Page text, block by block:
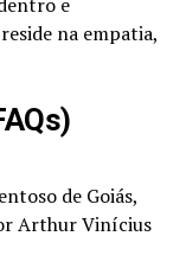
e
na empatia,
de Goiás,
Arthur Vinícius